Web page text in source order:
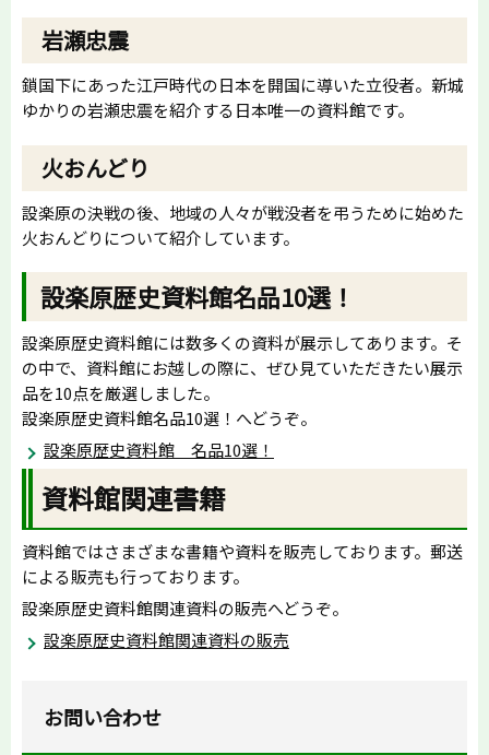
岩瀬忠震
鎖国下にあった江戸時代の日本を開国に導いた立役者。新城
ゆかりの岩瀬忠震を紹介する日本唯一の資料館です。
火おんどり
設楽原の決戦の後、地域の人々が戦没者を弔うために始めた
火おんどりについて紹介しています。
設楽原歴史資料館名品10選！
設楽原歴史資料館には数多くの資料が展示してあります。そ
の中で、資料館にお越しの際に、ぜひ見ていただきたい展示
品を10点を厳選しました。
設楽原歴史資料館名品10選！へどうぞ。
設楽原歴史資料館 名品10選！
資料館関連書籍
資料館ではさまざまな書籍や資料を販売しております。郵送
による販売も行っております。
設楽原歴史資料館関連資料の販売へどうぞ。
設楽原歴史資料館関連資料の販売
お問い合わせ